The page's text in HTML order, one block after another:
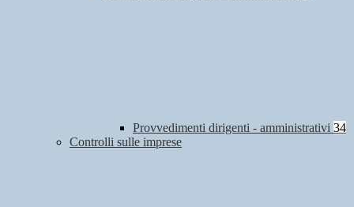
Provvedimenti dirigenti - amministrativi 34
Controlli sulle imprese